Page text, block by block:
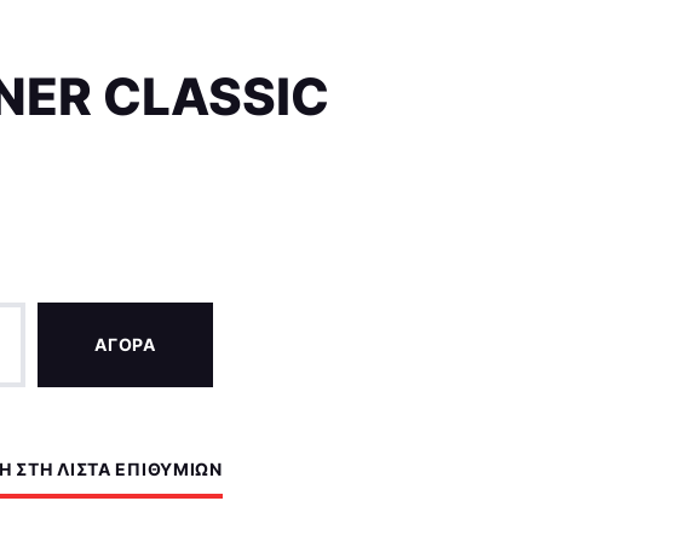
CLASSIC
ΑΓΟΡΑ
ΣΤΗ ΛΊΣΤΑ ΕΠΙΘΥΜΙΏΝ